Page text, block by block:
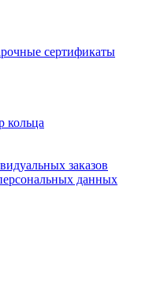
сертификаты
кольца
заказов
данных